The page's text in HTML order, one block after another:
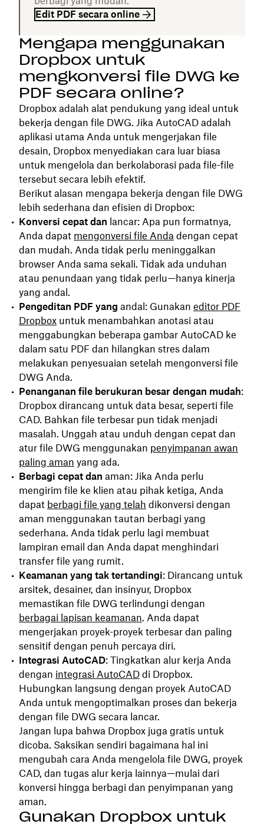
Edit PDF secara online
Mengapa menggunakan
Dropbox untuk
mengkonversi file DWG ke
PDF secara online?
Dropbox adalah alat pendukung yang ideal untuk
bekerja dengan file DWG. Jika AutoCAD adalah
aplikasi utama Anda untuk mengerjakan file
desain, Dropbox menyediakan cara luar biasa
untuk mengelola dan berkolaborasi pada file-file
tersebut secara lebih efektif.
Berikut alasan mengapa bekerja dengan file DWG
lebih sederhana dan efisien di Dropbox:
Konversi cepat dan lancar: Apa pun formatnya,
Anda dapat mengonversi file Anda dengan cepat
dan mudah. Anda tidak perlu meninggalkan
browser Anda sama sekali. Tidak ada unduhan
atau penundaan yang tidak perlu—hanya kinerja
yang andal.
Pengeditan PDF yang andal: Gunakan editor PDF
Dropbox untuk menambahkan anotasi atau
menggabungkan beberapa gambar AutoCAD ke
dalam satu PDF dan hilangkan stres dalam
melakukan penyesuaian setelah mengonversi file
DWG Anda.
Penanganan file berukuran besar dengan mudah:
Dropbox dirancang untuk data besar, seperti file
CAD. Bahkan file terbesar pun tidak menjadi
masalah. Unggah atau unduh dengan cepat dan
atur file DWG menggunakan penyimpanan awan
paling aman yang ada.
Berbagi cepat dan aman: Jika Anda perlu
mengirim file ke klien atau pihak ketiga, Anda
dapat berbagi file yang telah dikonversi dengan
aman menggunakan tautan berbagi yang
sederhana. Anda tidak perlu lagi membuat
lampiran email dan Anda dapat menghindari
transfer file yang rumit.
Keamanan yang tak tertandingi: Dirancang untuk
arsitek, desainer, dan insinyur, Dropbox
memastikan file DWG terlindungi dengan
berbagai lapisan keamanan. Anda dapat
mengerjakan proyek-proyek terbesar dan paling
sensitif dengan penuh percaya diri.
Integrasi AutoCAD: Tingkatkan alur kerja Anda
dengan integrasi AutoCAD di Dropbox.
Hubungkan langsung dengan proyek AutoCAD
Anda untuk mengoptimalkan proses dan bekerja
dengan file DWG secara lancar.
Jangan lupa bahwa Dropbox juga gratis untuk
dicoba. Saksikan sendiri bagaimana hal ini
mengubah cara Anda mengelola file DWG, proyek
CAD, dan tugas alur kerja lainnya—mulai dari
konversi hingga berbagi dan penyimpanan yang
aman.
Gunakan Dropbox untuk